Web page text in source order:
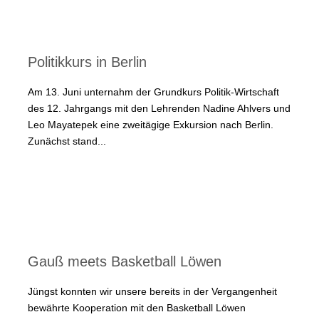
Politikkurs in Berlin
Am 13. Juni unternahm der Grundkurs Politik-Wirtschaft
des 12. Jahrgangs mit den Lehrenden Nadine Ahlvers und
Leo Mayatepek eine zweitägige Exkursion nach Berlin.
Zunächst stand...
Gauß meets Basketball Löwen
Jüngst konnten wir unsere bereits in der Vergangenheit
bewährte Kooperation mit den Basketball Löwen